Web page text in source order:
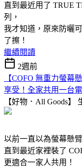
直到最近用了 TRUE
列，
我才知道，原來防曬
了擦！
繼續閱讀
2週前
【COFO 無重力螢幕
享受！全家共用一台
【好物．All Goods】
以前一直以為螢幕懸
直到最近家裡裝了
更適合一家人共用！